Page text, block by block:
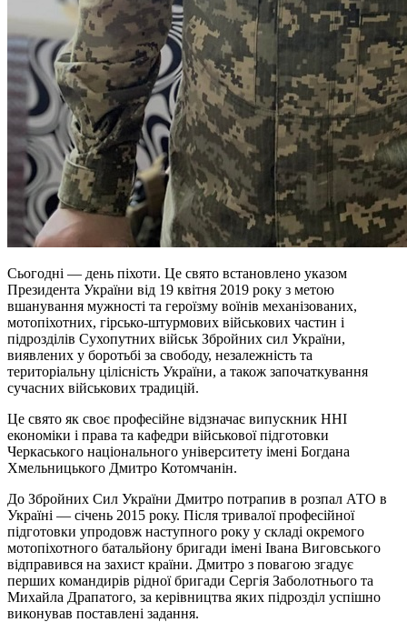
Сьогодні — день піхоти. Це свято встановлено указом
Президента України від 19 квітня 2019 року з метою
вшанування мужності та героїзму воїнів механізованих,
мотопіхотних, гірсько-штурмових військових частин і
підрозділів Сухопутних військ Збройних сил України,
виявлених у боротьбі за свободу, незалежність та
територіальну цілісність України, а також започаткування
сучасних військових традицій.
Це свято як своє професійне відзначає випускник ННІ
економіки і права та кафедри військової підготовки
Черкаського національного університету імені Богдана
Хмельницького Дмитро Котомчанін.
До Збройних Сил України Дмитро потрапив в розпал АТО в
Україні — січень 2015 року. Після тривалої професійної
підготовки упродовж наступного року у складі окремого
мотопіхотного батальйону бригади імені Івана Виговського
відправився на захист країни. Дмитро з повагою згадує
перших командирів рідної бригади Сергія Заболотнього та
Михайла Драпатого, за керівництва яких підрозділ успішно
виконував поставлені задання.